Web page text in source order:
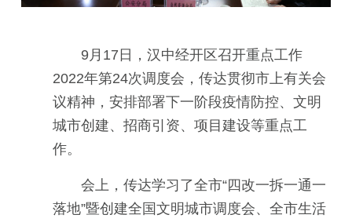
9月17日，汉中经开区召开重点工作
2022年第24次调度会，传达贯彻市上有关会
议精神，安排部署下一阶段疫情防控、文明
城市创建、招商引资、项目建设等重点工
作。
会上，传达学习了全市“四改一拆一通一
落地”暨创建全国文明城市调度会、全市生活